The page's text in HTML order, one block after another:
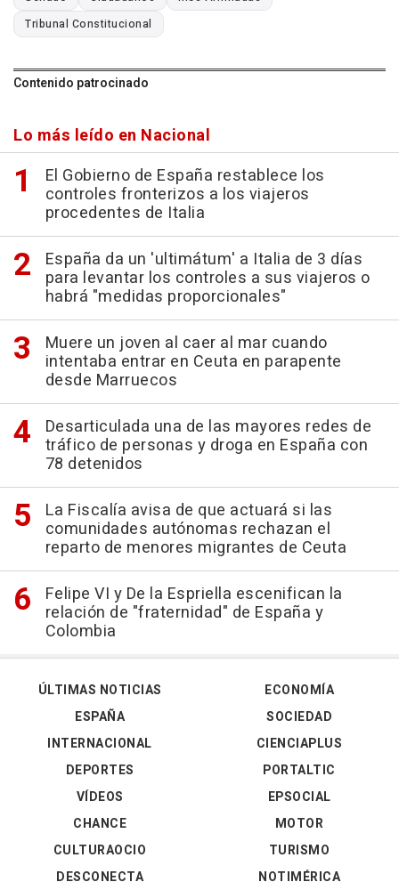
Tribunal Constitucional
Contenido patrocinado
Lo más leído en Nacional
El Gobierno de España restablece los
controles fronterizos a los viajeros
procedentes de Italia
España da un 'ultimátum' a Italia de 3 días
para levantar los controles a sus viajeros o
habrá "medidas proporcionales"
Muere un joven al caer al mar cuando
intentaba entrar en Ceuta en parapente
desde Marruecos
Desarticulada una de las mayores redes de
tráfico de personas y droga en España con
78 detenidos
La Fiscalía avisa de que actuará si las
comunidades autónomas rechazan el
reparto de menores migrantes de Ceuta
Felipe VI y De la Espriella escenifican la
relación de "fraternidad" de España y
Colombia
ÚLTIMAS NOTICIAS
ESPAÑA
INTERNACIONAL
DEPORTES
VÍDEOS
ECONOMÍA
SOCIEDAD
CIENCIAPLUS
PORTALTIC
EPSOCIAL
CHANCE
CULTURAOCIO
DESCONECTA
MOTOR
TURISMO
NOTIMÉRICA